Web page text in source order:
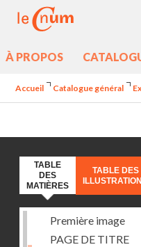
À PROPOS
Accueil Catalogue général
TABLE
DES
MATIÈRES
TABLE DES
Première image
PAGE DE TITRE